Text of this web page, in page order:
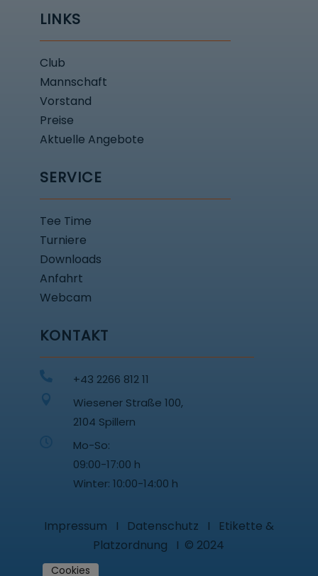
LINKS
Club
Mannschaft
Vorstand
Preise
Aktuelle Angebote
SERVICE
Tee Time
Turniere
Downloads
Anfahrt
Webcam
KONTAKT
 +43 2266 812 11

Wiesener Straße 100,
2104 Spillern
Mo-So:
09:00-17:00 h
Winter: 10:00-14:00 h
Impressum I Datenschutz I Etikette &
Platzordnung I © 2024
Cookies